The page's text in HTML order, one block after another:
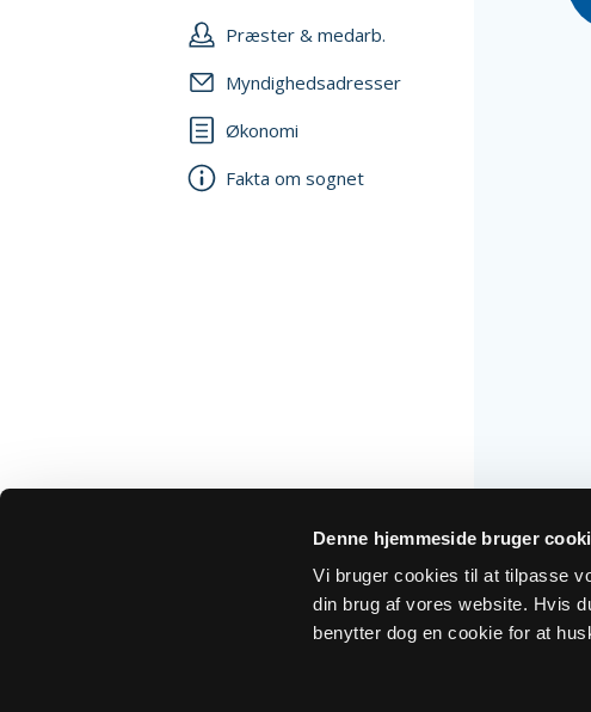
Denne hjemmeside bruger
Vi bruger cookies til at tilpasse
din brug af vores website. Hvis
benytter dog en cookie for at
Præster & medarb.
Myndighedsadresser
Økonomi
Fakta om sognet